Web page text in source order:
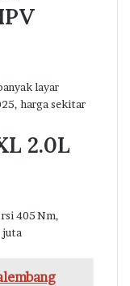
layar
harga sekitar
2.0L
405 Nm,
juta